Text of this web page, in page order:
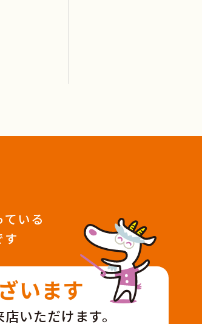
いる
す
います
いただけます。